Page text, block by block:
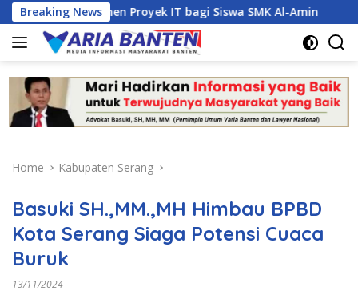
Skip
to
content
Breaking NewsProyek IT bagi Siswa SMK Al-Amin
Home Kabupaten Serang
Basuki SH.,MM.,MH Himbau BPBD
Kota Serang Siaga Potensi Cuaca
Buruk
13/11/2024